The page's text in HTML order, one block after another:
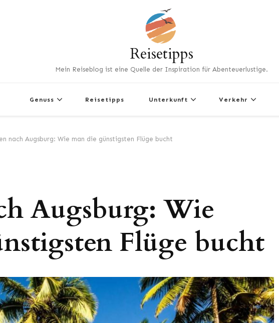
Reisetipps
Mein Reiseblog ist eine Quelle der Inspiration für Abenteuerlustige.
Genuss Reisetipps Unterkunft Verkehr
nach Augsburg: Wie man die günstigsten Flüge bucht
Augsburg: Wie
Flüge bucht